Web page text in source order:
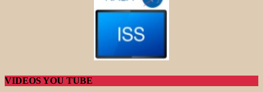
VIDEOS YOU TUBE